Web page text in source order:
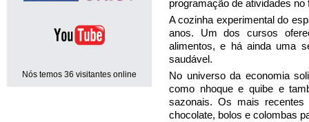
Nós temos 36 visitantes online
programação de atividades
A cozinha experimental do
anos. Um dos cursos
alimentos, e há ainda uma
saudável.
No universo da economia
como nhoque e quibe e
sazonais. Os mais
chocolate, bolos e colombas